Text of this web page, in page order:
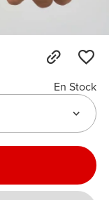
En Stock